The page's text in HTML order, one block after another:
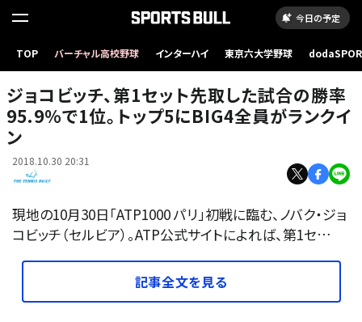
今日の予定
TOP バーチャル高校野球 インターハイ 東京六大学野球
「ATP1000 上海」でのジョコビッチ
ジョコビッチ、第1セット先取した試合の勝率
95.9％で1位。トップ5にBIG4全員がランクイ
ン
2018.10.30 20:31
現地の10月30日「ATP1000 パリ」初戦に臨む、ノバク・ジョ
コビッチ（セルビア）。ATP公式サイトによれば、第1セ…
記事全文を見る